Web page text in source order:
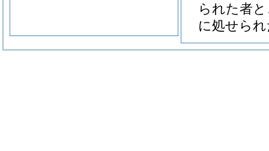
られた者
に処せら